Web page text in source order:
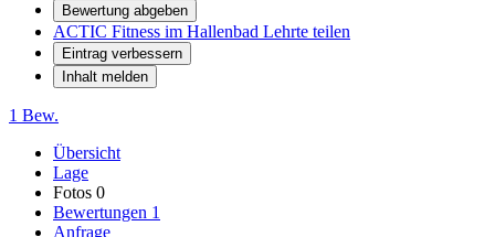
Bewertung abgeben
ACTIC Fitness im Hallenbad Lehrte teilen
Eintrag verbessern
Inhalt melden
1 Bew.
Übersicht
Lage
Fotos 0
Bewertungen 1
Anfrage